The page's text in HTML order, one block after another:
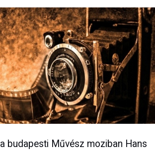
budapesti Művész moziban Hans